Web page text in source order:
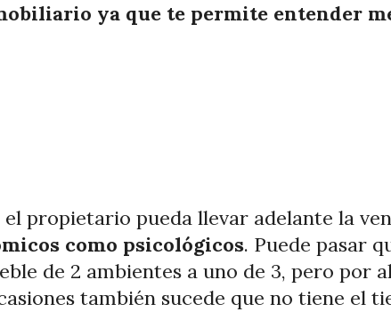
ya que te permite entender
propietario pueda llevar adelante la
como psicológicos. Puede pasar
de 2 ambientes a uno de 3, pero por
también sucede que no tiene el